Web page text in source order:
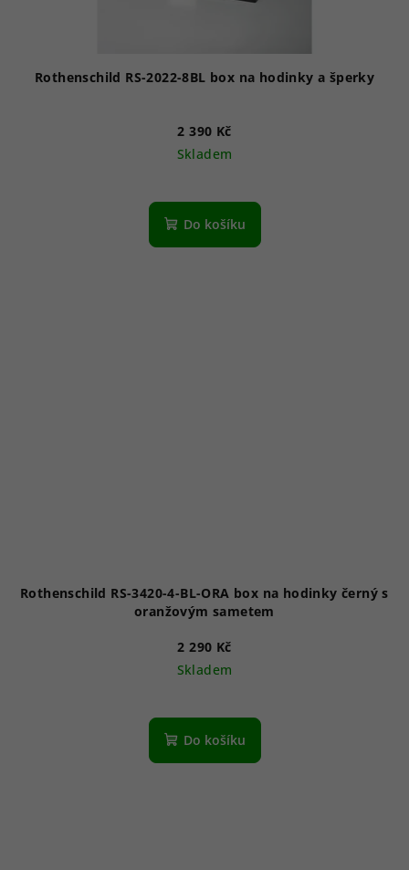
Rothenschild RS-2022-8BL box na hodinky a šperky
2 390 Kč
Skladem
Do košíku
Rothenschild RS-3420-4-BL-ORA box na hodinky černý s
oranžovým sametem
2 290 Kč
Skladem
Do košíku